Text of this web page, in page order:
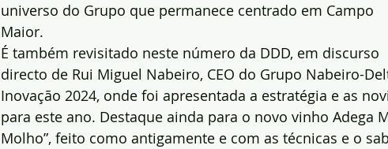
universo do Grupo que permanece centrado em Campo
Maior.
É também revisitado neste número da DDD, em discurso
directo de Rui Miguel Nabeiro, CEO do Grupo Nabeiro-
Inovação 2024, onde foi apresentada a estratégia e as
para este ano. Destaque ainda para o novo vinho Adega
Molho”, feito como antigamente e com as técnicas e o